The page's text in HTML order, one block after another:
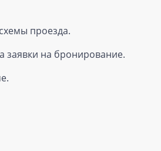
проезда.
заявки на бронирование.